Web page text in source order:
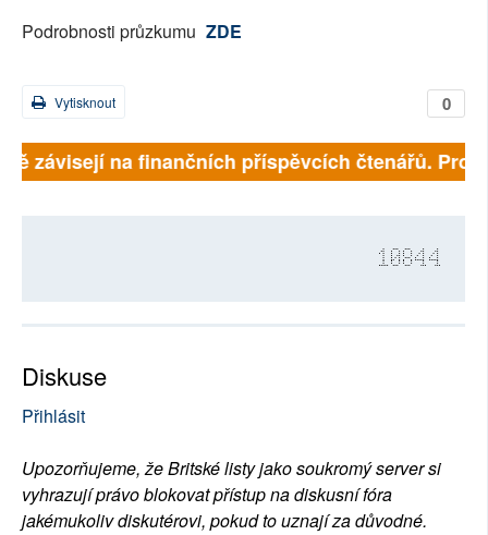
Podrobnosti průzkumu ZDE
0
Vytisknout
závisejí na finančních příspěvcích čtenářů.
10844
Diskuse
Přihlásit
Upozorňujeme, že Britské listy jako soukromý server si
vyhrazují právo blokovat přístup na diskusní fóra
jakémukoliv diskutérovi, pokud to uznají za důvodné.